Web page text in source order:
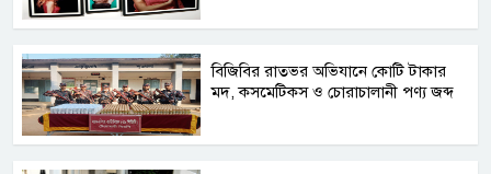
বিজিবির রাতভর অভিযানে কোটি টাকার
মদ, কসমেটিকস ও চোরাচালানী পণ্য জব্দ